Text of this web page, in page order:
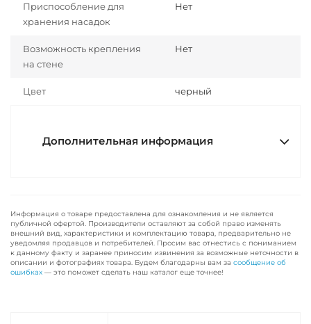
Приспособление для
хранения насадок
Нет
Возможность крепления
на стене
Нет
Цвет черный
Дополнительная информация
Информация о товаре предоставлена для ознакомления и не является
публичной офертой. Производители оставляют за собой право изменять
внешний вид, характеристики и комплектацию товара, предварительно не
уведомляя продавцов и потребителей. Просим вас отнестись с пониманием
к данному факту и заранее приносим извинения за возможные неточности в
описании и фотографиях товара. Будем благодарны вам за сообщение об
ошибках — это поможет сделать наш каталог еще точнее!